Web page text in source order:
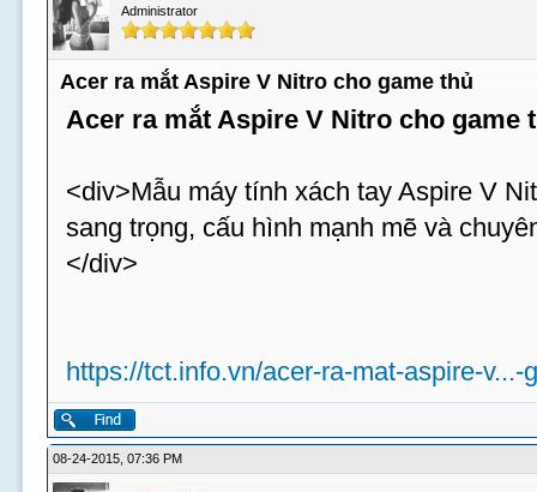
Administrator
Acer ra mắt Aspire V Nitro cho game thủ
Acer ra mắt Aspire V Nitro cho game
<div>Mẫu máy tính xách tay Aspire V
sang trọng, cấu hình mạnh mẽ và
</div>
https://tct.info.vn/acer-ra-mat-aspire-v...-
08-24-2015, 07:36 PM